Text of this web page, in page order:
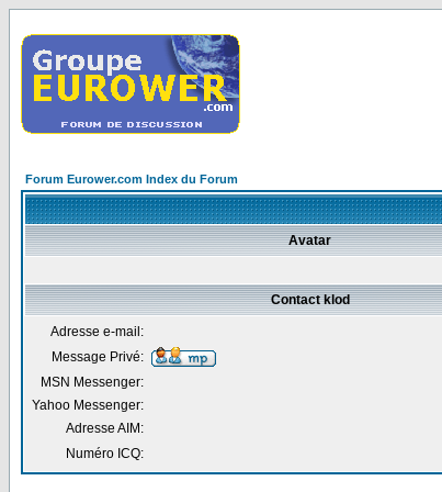
Forum Eurower.com Index du Forum
Avatar
Contact klod
Adresse e-mail:
Message Privé:
MSN Messenger:
Yahoo Messenger:
Adresse AIM:
Numéro ICQ: